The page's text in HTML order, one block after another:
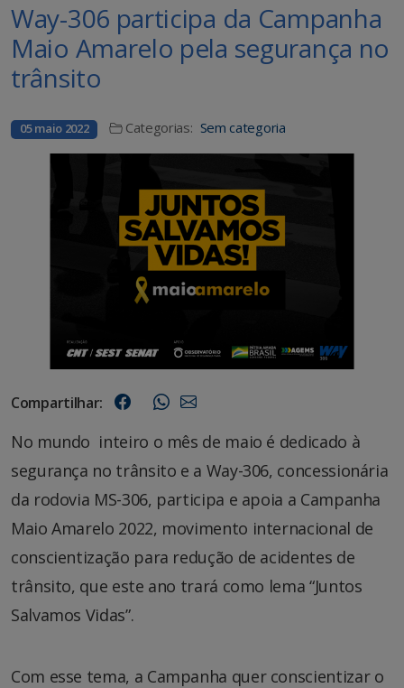
Way-306 participa da Campanha
Maio Amarelo pela segurança no
trânsito
05 maio 2022 Categorias: Sem categoria
Compartilhar:
No mundo inteiro o mês de maio é dedicado à
segurança no trânsito e a Way-306, concessionária
da rodovia MS-306, participa e apoia a Campanha
Maio Amarelo 2022, movimento internacional de
conscientização para redução de acidentes de
trânsito, que este ano trará como lema “Juntos
Salvamos Vidas”.
Com esse tema, a Campanha quer conscientizar o